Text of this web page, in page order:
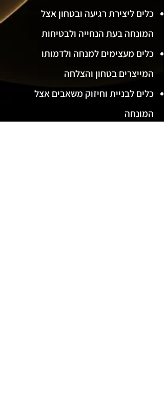
כלים ליצירת רגיעה ובטחון אצל
המונחה בעת הנחייה ולבטיחות
כלים מעצימים למנחה ולדמותו
המייצרים בטחון והצלחה
כלים לבניית וחיזוק משאבים אצל
המונחה